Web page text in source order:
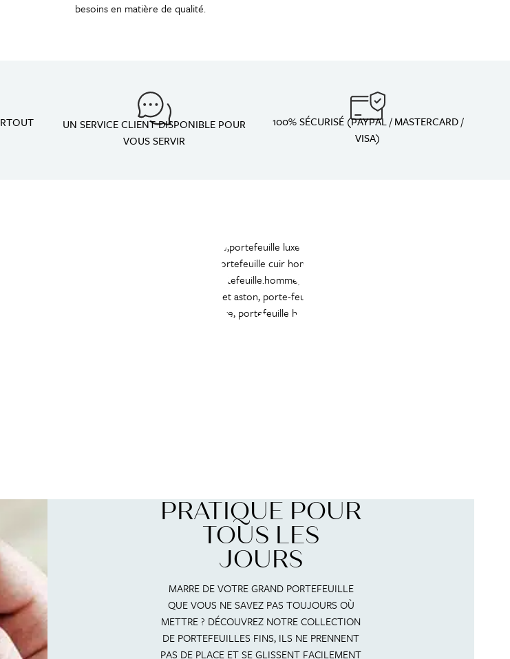
besoins en matière de qualité.
UN SERVICE CLIENT DISPONIBLE POUR
VOUS SERVIR
100% SÉCURISÉ (PAYPAL / MASTERCARD /
VISA)
PRATIQUE POUR
TOUS LES
JOURS
MARRE DE VOTRE GRAND PORTEFEUILLE
QUE VOUS NE SAVEZ PAS TOUJOURS OÙ
METTRE ? DÉCOUVREZ NOTRE COLLECTION
DE PORTEFEUILLES FINS, ILS NE PRENNENT
PAS DE PLACE ET SE GLISSENT FACILEMENT